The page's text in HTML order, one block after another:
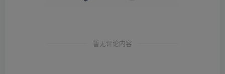
暂无评论内容